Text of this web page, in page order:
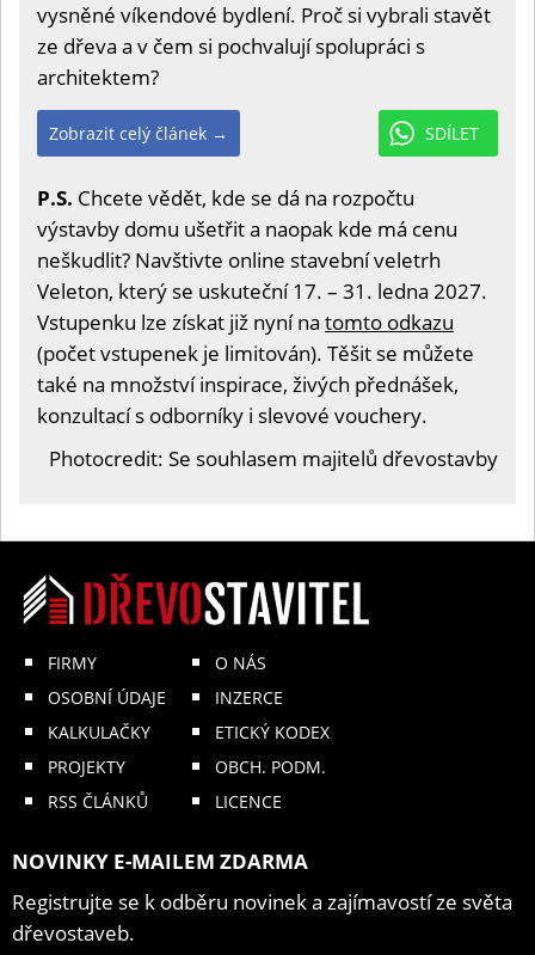
vysněné víkendové bydlení. Proč si vybrali stavět
ze dřeva a v čem si pochvalují spolupráci s
architektem?
SDÍLET
Zobrazit celý článek →
P.S. Chcete vědět, kde se dá na rozpočtu
výstavby domu ušetřit a naopak kde má cenu
neškudlit? Navštivte online stavební veletrh
Veleton, který se uskuteční 17. – 31. ledna 2027.
Vstupenku lze získat již nyní na tomto odkazu
(počet vstupenek je limitován). Těšit se můžete
také na množství inspirace, živých přednášek,
konzultací s odborníky i slevové vouchery.
Photocredit: Se souhlasem majitelů dřevostavby
FIRMY
OSOBNÍ ÚDAJE
KALKULAČKY
PROJEKTY
RSS ČLÁNKŮ
O NÁS
INZERCE
ETICKÝ KODEX
OBCH. PODM.
LICENCE
NOVINKY E-MAILEM ZDARMA
Registrujte se k odběru novinek a zajímavostí ze světa
dřevostaveb.